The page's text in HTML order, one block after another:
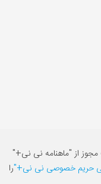
از "ماهنامه نی نی+"
حریم خصوصی نی نی+"را